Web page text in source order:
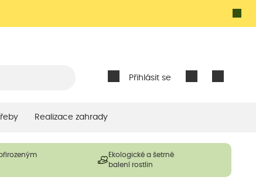
Přihlásit se
Realizace zahrady
Ekologické a šetrné
balení rostlin